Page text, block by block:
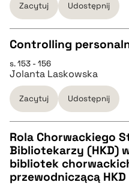
pobierz cytat
BIBTEX
pobierz cytat
Zacytuj Udostępnij
CZYSTY TEKST
pobierz cytat
BIBTEX
pobierz cytat
Controlling
s. 153 - 156
Jolanta Laskowska
Zacytuj Udostępnij
CZYSTY TEKST
Rola Chorwackiego
Bibliotekarzy (HKD)
bibliotek
przewodniczącą